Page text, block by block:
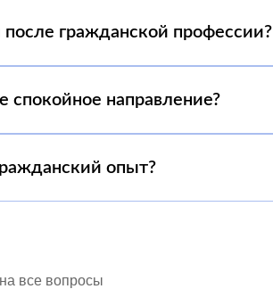
гражданской профессии?
направление?
опыт?
все вопросы